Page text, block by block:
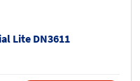
Lite DN3611